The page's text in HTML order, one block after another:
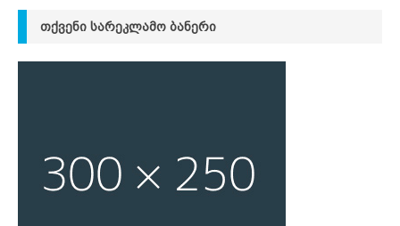
ᲗᲥᲕᲔᲜᲘ ᲡᲐᲠᲔᲙᲚᲐᲛᲝ ᲑᲐᲜᲔᲠᲘ